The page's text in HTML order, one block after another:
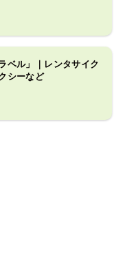
ベル」｜レンタサイク
シーなど